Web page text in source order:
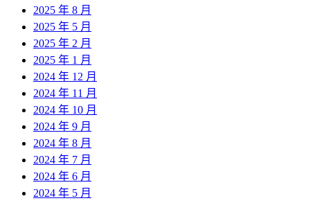
2025 年 8 月
2025 年 5 月
2025 年 2 月
2025 年 1 月
2024 年 12 月
2024 年 11 月
2024 年 10 月
2024 年 9 月
2024 年 8 月
2024 年 7 月
2024 年 6 月
2024 年 5 月